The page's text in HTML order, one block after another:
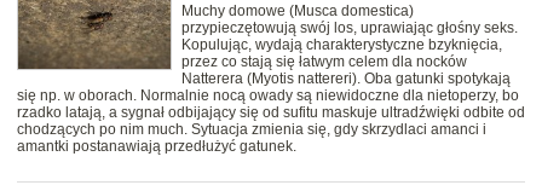
Muchy domowe (Musca domestica)
przypieczętowują swój los, uprawiając głośny seks.
Kopulując, wydają charakterystyczne bzyknięcia,
przez co stają się łatwym celem dla nocków
Natterera (Myotis nattereri). Oba gatunki spotykają
się np. w oborach. Normalnie nocą owady są niewidoczne dla nietoperzy, bo
rzadko latają, a sygnał odbijający się od sufitu maskuje ultradźwięki odbite od
chodzących po nim much. Sytuacja zmienia się, gdy skrzydlaci amanci i
amantki postanawiają przedłużyć gatunek.